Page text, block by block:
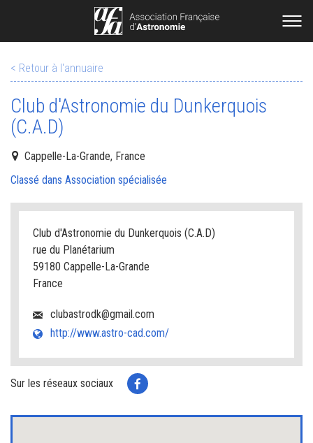
< Retour à l'annuaire
Club d'Astronomie du Dunkerquois
(C.A.D)
Cappelle-La-Grande, France
Classé dans Association spécialisée
Club d'Astronomie du Dunkerquois (C.A.D)
rue du Planétarium
59180 Cappelle-La-Grande
France
clubastrodk@gmail.com
http://www.astro-cad.com/
Sur les réseaux sociaux